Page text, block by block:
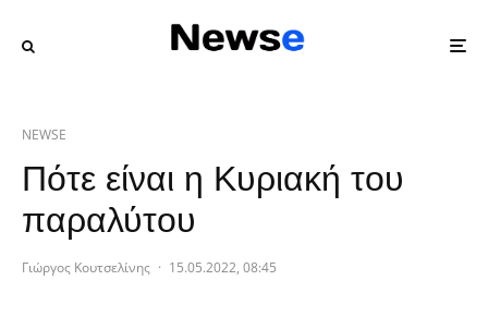
NEWSE
Πότε είναι η Κυριακή του
παραλύτου
Γιώργος Κουτσελίνης · 15.05.2022, 08:45